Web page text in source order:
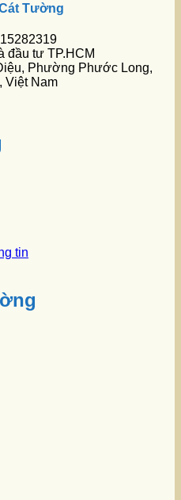
Tường
đầu tư TP.HCM
Phường Phước Long,
Việt Nam
tin